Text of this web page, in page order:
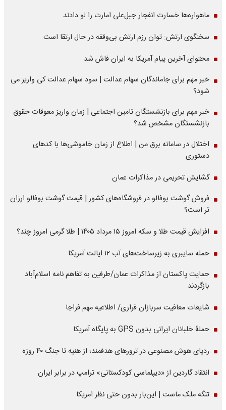
ماهواره‌‌ها خسارت انفجار جبل‌علی امارت را لو دادند
سخنگوی ارتش: توان رزم ارتش بی‌وقفه در حال ارتقا است
محتوای آخرین پیام آمریکا به ایران فاش شد
خبر مهم برای جاماندگان سهام عدالت | سود سهام عدالت کی واریز می
شود؟
خبر مهم برای بازنشستگان تامین اجتماعی | زمان واریز معوقات حقوق
بازنشستگان مشخص شد؟
اختلال در سامانه برق من | اطلاع از زمان خاموشی‌ها با کدهای
دستوری
گشایش تحریمی در مذاکرات عمان
فروش گوشت بوفالو در فروشگاه‌های کشور | قیمت گوشت بوفالو ارزان
تر است؟
افزایش قیمت طلا و سکه امروز ۱۵ مرداد ۱۴۰۵ | طلا گرمی امروز چند؟
حمله سایبری به زیرساخت‌های آب ۱۲ ایالت آمریکا
حمایت پاکستان از مذاکرات عمان/طرفین به تفاهم نامه اسلام‌آباد
بازگردند
شایعات معافیت سربازان فراری/ اطلاعیه مهم فراجا
حملۀ خلبانان ایرانی بدون GPS به پایگاه آمریکا
ردپای هوش مصنوعی در ترورهای هدفمند؛ از هنیه تا جنگ ۴۰ روزه
انتقاد گاردین از «دیپلماسی کودکستانی» ترامپ در برابر ایران
تنگه ملک ماست | این‌بار بدون حتی نظر امریکا